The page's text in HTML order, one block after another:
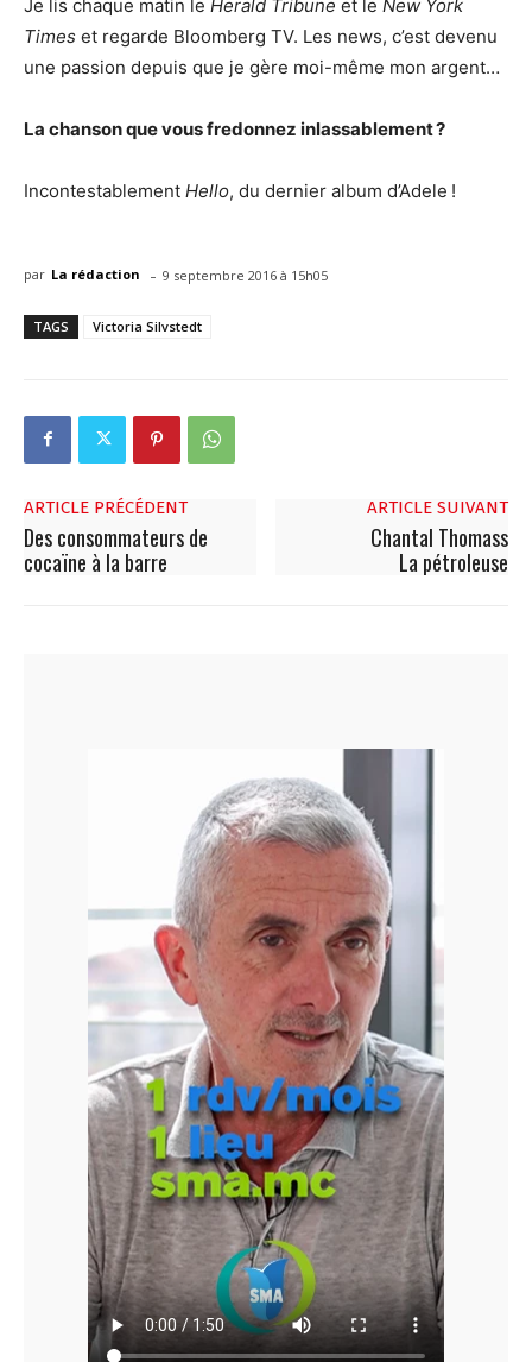
Je lis chaque matin le Herald Tribune et le New York
Times et regarde Bloomberg TV. Les news, c’est devenu
une passion depuis que je gère moi-même mon argent…
La chanson que vous fredonnez inlassablement ?
Incontestablement Hello, du dernier album d’Adele !
par La rédaction - 9 septembre 2016 à 15h05
TAGS Victoria Silvstedt
ARTICLE PRÉCÉDENT
Des consommateurs de
cocaïne à la barre
ARTICLE SUIVANT
Chantal Thomass
La pétroleuse